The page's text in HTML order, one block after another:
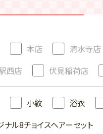
本店 清水寺店
西店
伏見稲荷店
小紋 浴衣
ナル8チョイスヘアーセット